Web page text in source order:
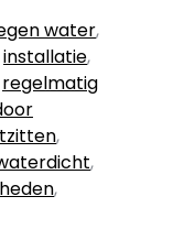
water,
installatie,
regelmatig
,
,
,